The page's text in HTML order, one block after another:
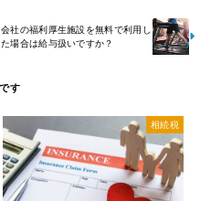
会社の福利厚生施設を無料で利用し
た場合は給与扱いですか？
相続税